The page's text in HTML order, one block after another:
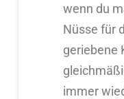
wenn du
Nüsse für
geriebene
immer